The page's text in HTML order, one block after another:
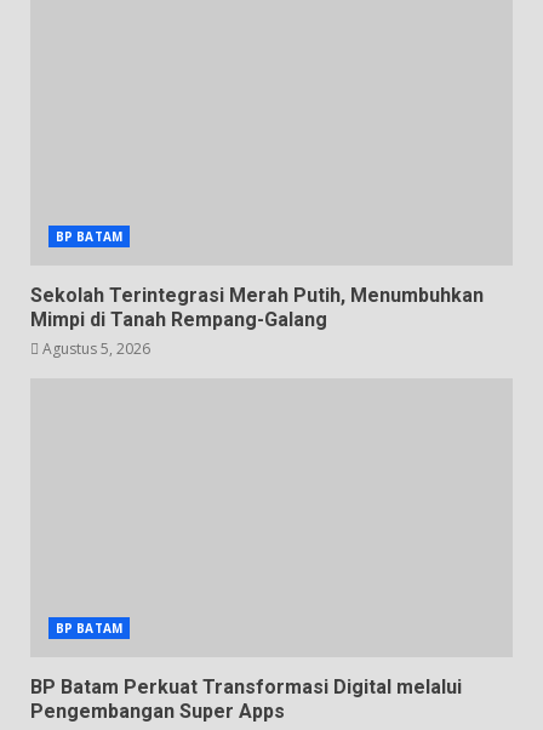
BP BATAM
Sekolah Terintegrasi Merah Putih, Menumbuhkan
Mimpi di Tanah Rempang-Galang
Agustus 5, 2026
BP BATAM
BP Batam Perkuat Transformasi Digital melalui
Pengembangan Super Apps